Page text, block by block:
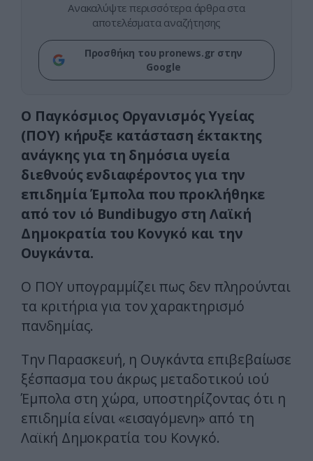
Ανακαλύψτε περισσότερα άρθρα στα
αποτελέσματα αναζήτησης
Προσθήκη του pronews.gr στην
Google
Ο Παγκόσμιος Οργανισμός Υγείας
(ΠΟΥ) κήρυξε κατάσταση έκτακτης
ανάγκης για τη δημόσια υγεία
διεθνούς ενδιαφέροντος για την
επιδημία Έμπολα που προκλήθηκε
από τον ιό Bundibugyo στη Λαϊκή
Δημοκρατία του Κονγκό και την
Ουγκάντα.
Ο ΠΟΥ υπογραμμίζει πως δεν πληρούνται
τα κριτήρια για τον χαρακτηρισμό
πανδημίας.
Την Παρασκευή, η Ουγκάντα επιβεβαίωσε
ξέσπασμα του άκρως μεταδοτικού ιού
Έμπολα στη χώρα, υποστηρίζοντας ότι η
επιδημία είναι «εισαγόμενη» από τη
Λαϊκή Δημοκρατία του Κονγκό.